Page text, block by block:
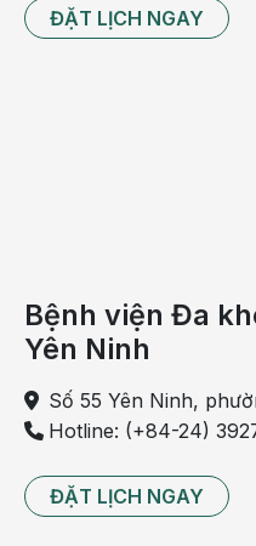
ĐẶT LỊCH NGAY
Bệnh viện Đa
Yên Ninh
Số 55 Yên Ninh,
Hotline: (+84-24)
ĐẶT LỊCH NGAY